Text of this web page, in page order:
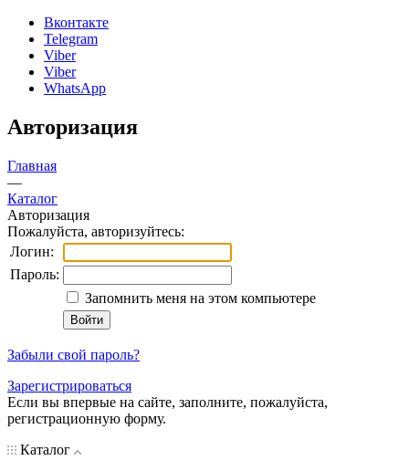
Вконтакте
Telegram
Viber
Viber
WhatsApp
Авторизация
Главная
—
Каталог
Авторизация
Пожалуйста, авторизуйтесь:
Логин:
Пароль:
Запомнить меня на этом компьютере
Забыли свой пароль?
Зарегистрироваться
Если вы впервые на сайте, заполните, пожалуйста,
регистрационную форму.
Каталог